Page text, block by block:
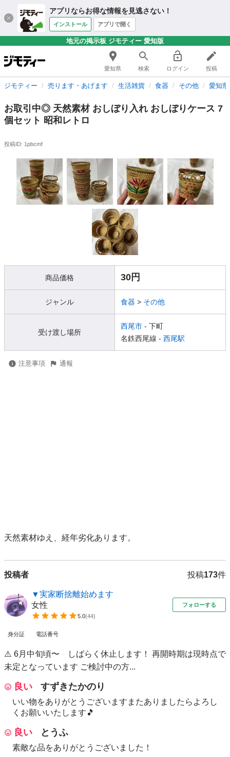
アプリならお得な情報を見逃さない！
インストール アプリで開く
地元の掲示板 ジモティー 愛知版
愛知県 検索 ログイン 投稿
ジモティー 売ります・あげます 生活雑貨 食器 その他 愛知
お取引中◎ 天然素材 おしぼり入れ おしぼりケース 7
個セット 昭和レトロ
投稿ID: 1pbcmf
商品価格 30円
ジャンル 食器 > その他
受け渡し場所
西尾市 - 下町
名鉄西尾線 - 西尾駅
注意事項 通報
天然素材ゆえ、経年劣化あります。
投稿者 投稿173件
▼実家断捨離始めます
女性
5.0(44)
フォローする
身分証 電話番号
⚠️ 6月中旬頃〜 しばらく休止します！ 再開時期は現時点で
未定となっています ご検討中の方...
良い すずきたかのり
いい物をありがとうございますまたありましたらよろし
くお願いいたします🎵
良い とうふ
素敵な品をありがとうございました！